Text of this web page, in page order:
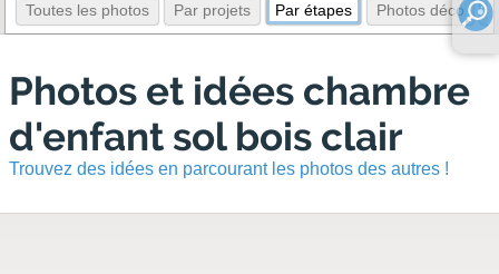
Toutes les photos Par projets Par étapes Photos déco
Photos et idées chambre
d'enfant sol bois clair
Trouvez des idées en parcourant les photos des autres !